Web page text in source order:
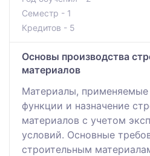
Семестр - 1
Кредитов - 5
Основы производства
материалов
Материалы, применяемые
функции и назначение
материалов с учетом
условий. Основные
строительным